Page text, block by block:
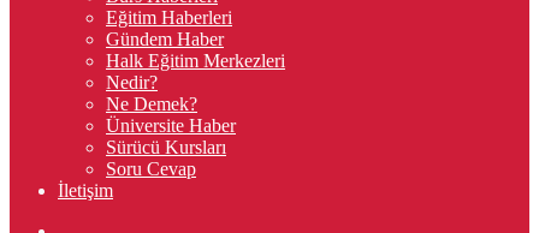
Eğitim Haberleri
Gündem Haber
Halk Eğitim Merkezleri
Nedir?
Ne Demek?
Üniversite Haber
Sürücü Kursları
Soru Cevap
İletişim